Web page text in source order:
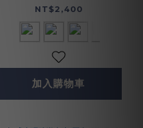
(074128)
NT$2,400
加入購物車